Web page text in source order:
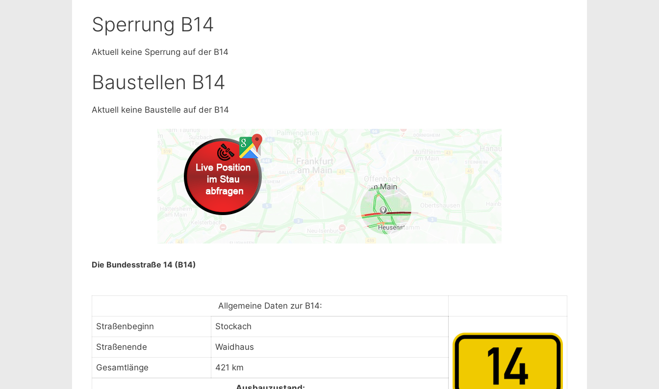
Sperrung B14
Aktuell keine Sperrung auf der B14
Baustellen B14
Aktuell keine Baustelle auf der B14
Die Bundesstraße 14 (B14)
Allgemeine Daten zur B14:
Straßenbeginn Stockach
Straßenende Waidhaus
Gesamtlänge 421 km